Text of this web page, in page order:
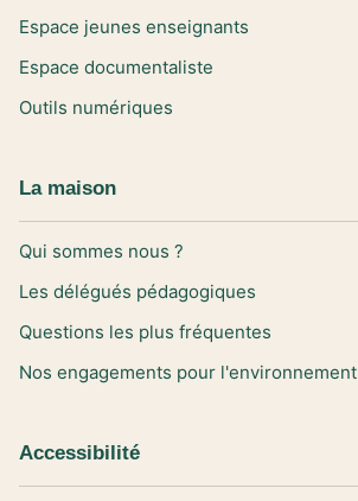
Espace jeunes enseignants
Espace documentaliste
Outils numériques
La maison
Qui sommes nous ?
Les délégués pédagogiques
Questions les plus fréquentes
Nos engagements pour l'environnement
Accessibilité